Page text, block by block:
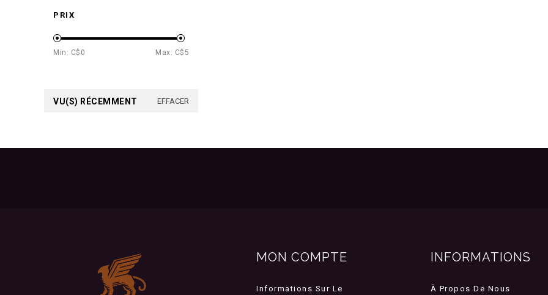
PRIX
Min: C$ 0 Max: C$ 5
VU(S) RÉCEMMENT EFFACER
MON COMPTE
Informations Sur Le
INFORMATIONS
À Propos De Nous